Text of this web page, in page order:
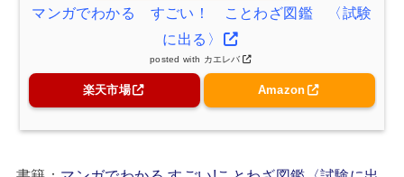
マンガでわかる すごい！ ことわざ図鑑 〈試験
に出る〉
posted with カエレバ
楽天市場 Amazon